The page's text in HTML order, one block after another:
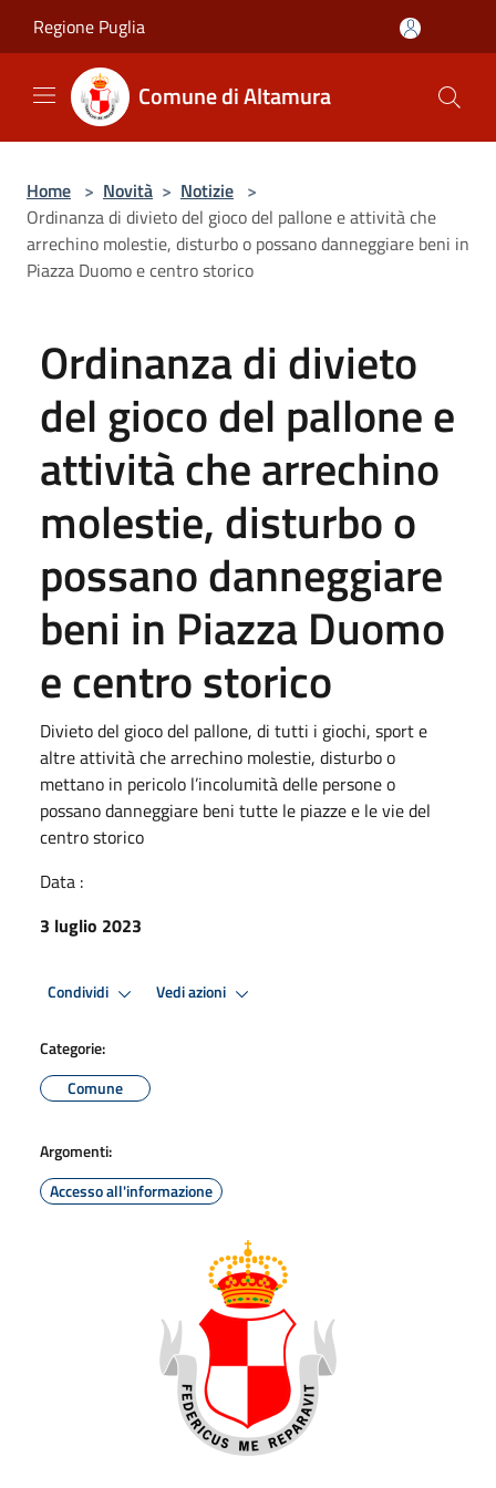
Regione Puglia
Comune di Altamura
Home > Novità > Notizie >
Ordinanza di divieto del gioco del pallone e attività che
arrechino molestie, disturbo o possano danneggiare beni in
Piazza Duomo e centro storico
Ordinanza di divieto
del gioco del pallone e
attività che arrechino
molestie, disturbo o
possano danneggiare
beni in Piazza Duomo
e centro storico
Divieto del gioco del pallone, di tutti i giochi, sport e
altre attività che arrechino molestie, disturbo o
mettano in pericolo l’incolumità delle persone o
possano danneggiare beni tutte le piazze e le vie del
centro storico
Data :
3 luglio 2023
Condividi Vedi azioni
Categorie:
Comune
Argomenti:
Accesso all'informazione